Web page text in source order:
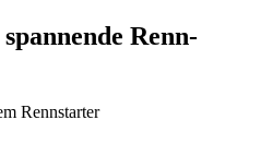
Renn-
Rennstarter